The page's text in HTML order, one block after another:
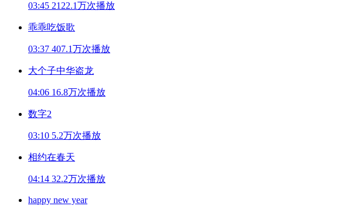
03:45 2122.1万次播放
乖乖吃饭歌
03:37 407.1万次播放
大个子中华盗龙
04:06 16.8万次播放
数字2
03:10 5.2万次播放
相约在春天
04:14 32.2万次播放
happy new year